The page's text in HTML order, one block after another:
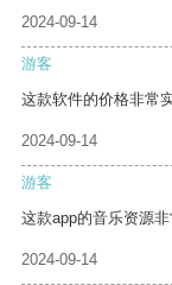
2024-09-14
游客
这款软件的价格非常
2024-09-14
游客
这款app的音乐资源
2024-09-14